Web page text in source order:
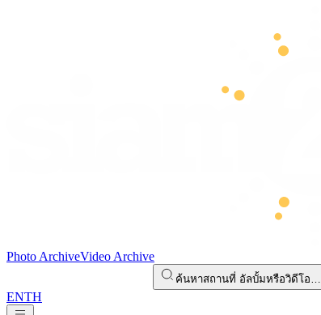
Photo ArchiveVideo Archive
ค้นหาสถานที่ อัลบั้มหรือวิดีโอ…
ENTH